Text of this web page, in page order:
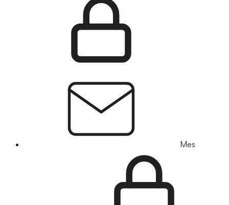
Mes